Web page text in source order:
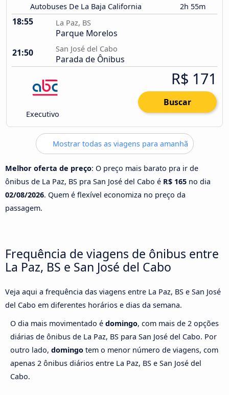
Autobuses De La Baja California 2h 55m
18:55 La Paz, BS
Parque Morelos
21:50
San José del Cabo
Parada de Ônibus
Executivo
R$ 171
Buscar
Mostrar todas as viagens para amanhã
Melhor oferta de preço: O preço mais barato pra ir de
ônibus de La Paz, BS pra San José del Cabo é R$ 165 no dia
02/08/2026. Quem é flexível economiza no preço da
passagem.
Frequência de viagens de ônibus entre
La Paz, BS e San José del Cabo
Veja aqui a frequência das viagens entre La Paz, BS e San José
del Cabo em diferentes horários e dias da semana.
O dia mais movimentado é domingo, com mais de 2 opções
diárias de ônibus de La Paz, BS para San José del Cabo. Por
outro lado, domingo tem o menor número de viagens, com
apenas 2 ônibus diários entre La Paz, BS e San José del
Cabo.